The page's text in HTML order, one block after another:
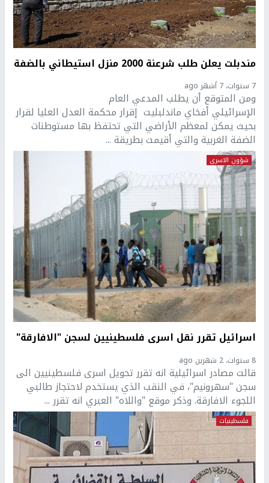
مندبلت يعلن طلب شرعنة 2000 منزل استيطاني بالضفة
7 سنوات، 7 أشهر ago
ومن المتوقع أن يطلب المدعي العام
الإسرائيلي أفخاي ماندلبليت إقرار محكمة العدل العليا لقرار
بحيث يمكن لمعظم الأراضي التي تحتفظ بها مستوطنات
الضفة الغربية والتي أقيمت بطريقة ...
شؤون الاسرى
اسرائيل تقرر نقل اسرى فلسطينيين لسجن "الافارقة"
8 سنوات، 2 شهرين ago
قالت مصادر اسرائيلية انه تقرر تحويل اسرى فلسطينيين الى
سجن "سهرونيم"، في النقب الذي يستخدم لاحتجاز طالبي
اللجوء الافارقة. وذكر موقع "واللاه" العبري انه تقرر ...
فلسطينيات